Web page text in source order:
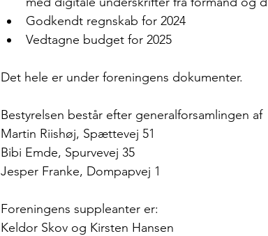
Godkendt regnskab for 2024
Vedtagne budget for 2025
Det hele er under foreningens dokumenter.
Bestyrelsen består efter generalforsamlingen af
Martin Riishøj, Spættevej 51
Bibi Emde, Spurvevej 35
Jesper Franke, Dompapvej 1
Foreningens suppleanter er:
Keldor Skov og Kirsten Hansen